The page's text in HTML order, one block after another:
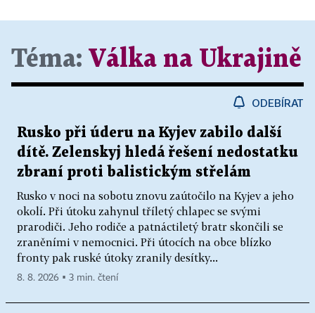
Téma: Válka na Ukrajině
ODEBÍRAT
Rusko při úderu na Kyjev zabilo další
dítě. Zelenskyj hledá řešení nedostatku
zbraní proti balistickým střelám
Rusko v noci na sobotu znovu zaútočilo na Kyjev a jeho
okolí. Při útoku zahynul tříletý chlapec se svými
prarodiči. Jeho rodiče a patnáctiletý bratr skončili se
zraněními v nemocnici. Při útocích na obce blízko
fronty pak ruské útoky zranily desítky...
8. 8. 2026 ▪ 3 min. čtení